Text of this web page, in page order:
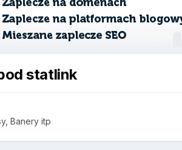
statlink
Banery itp